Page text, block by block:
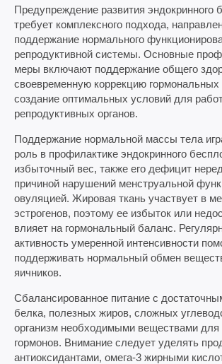
Предупреждение развития эндокринного
требует комплексного подхода,
поддержание нормального
репродуктивной системы. Основные
меры включают поддержание общего
своевременную коррекцию
создание оптимальных условий для
репродуктивных органов.
Поддержание нормальной массы тела
роль в профилактике эндокринного
избыточный вес, также его дефицит
причиной нарушений менструальной
овуляцией. Жировая ткань участвует в
эстрогенов, поэтому ее избыток или
влияет на гормональный баланс.
активность умеренной интенсивности
поддерживать нормальный обмен
яичников.
Сбалансированное питание с
белка, полезных жиров, сложных
организм необходимыми веществами для
гормонов. Внимание следует уделять
антиоксидантами, омега-3 жирными